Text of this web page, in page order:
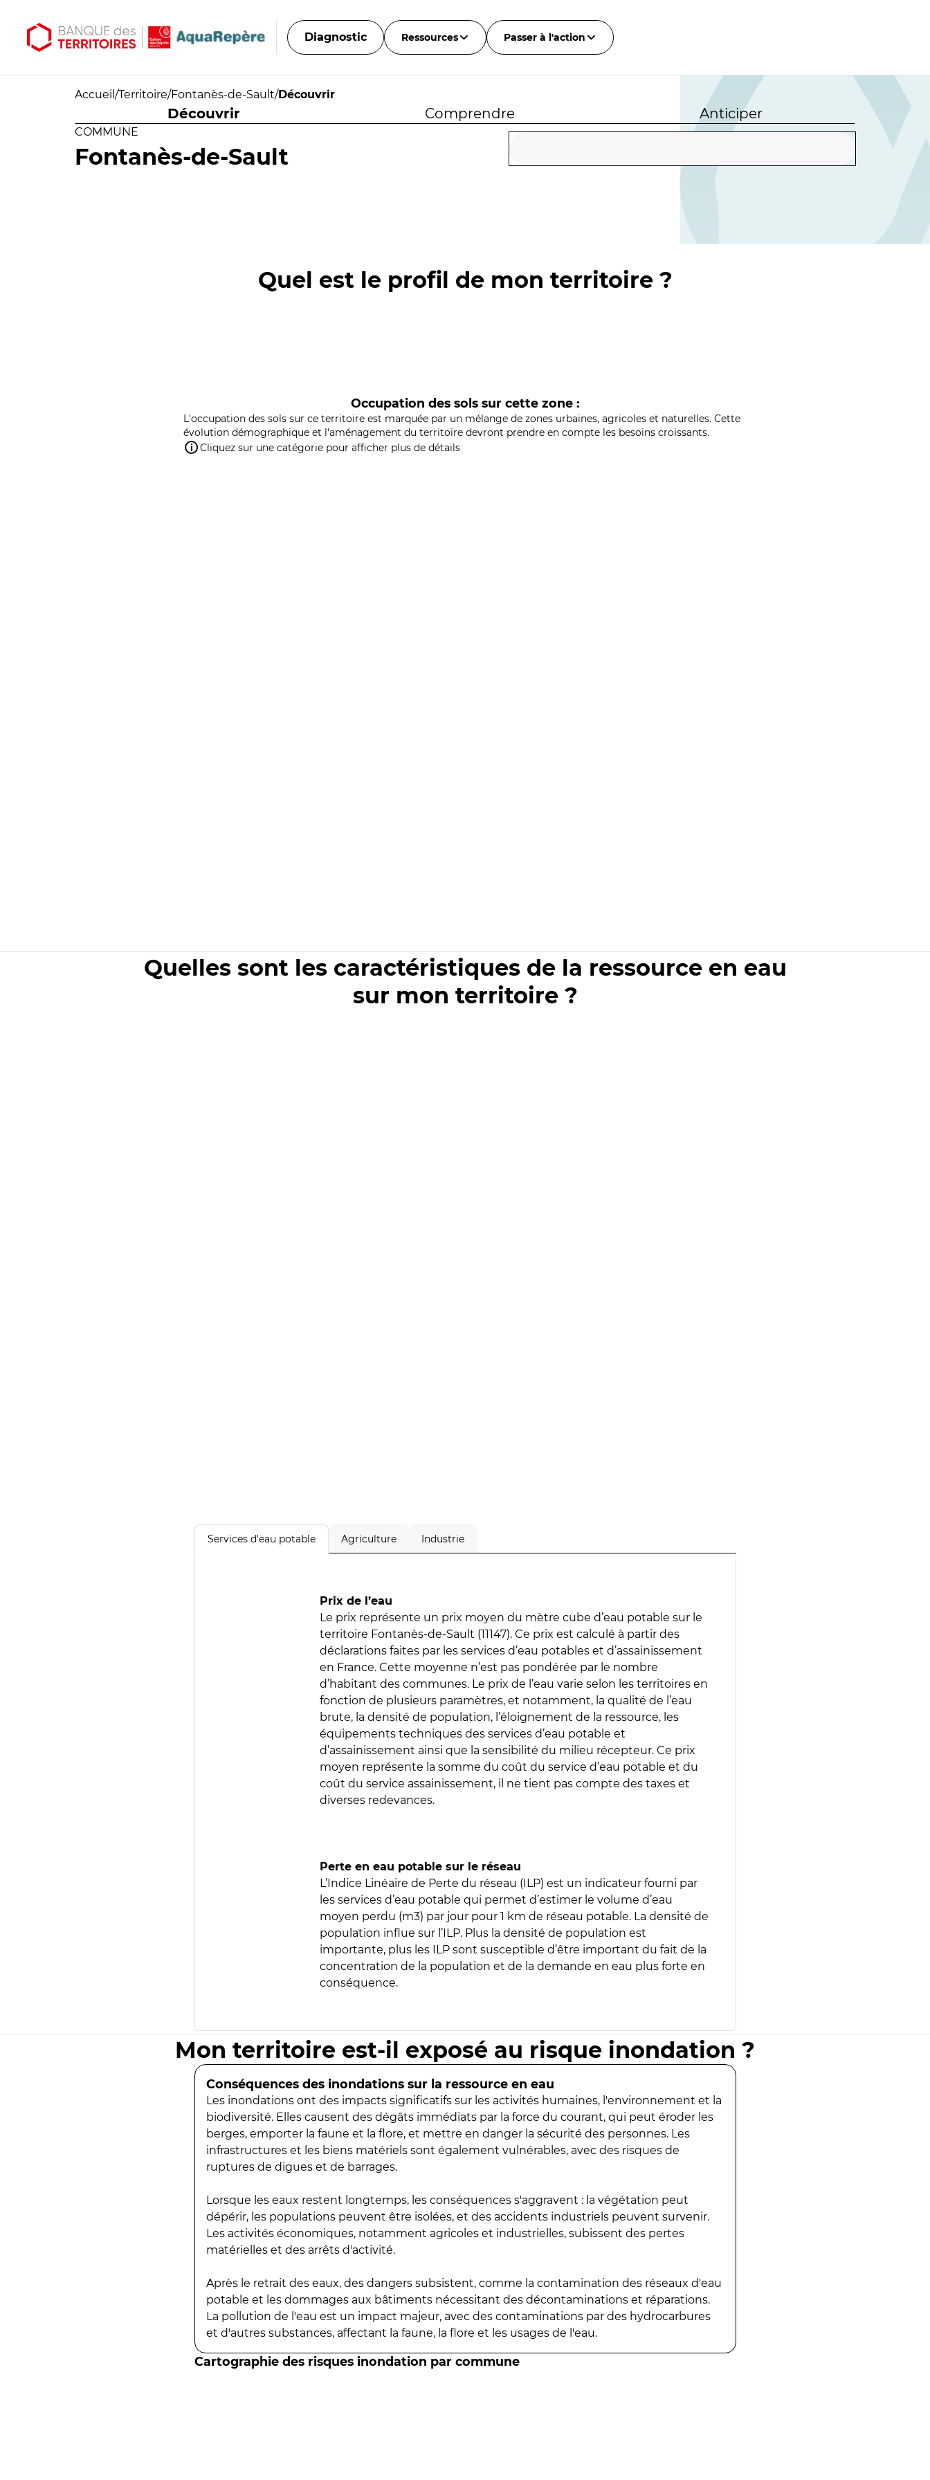
Diagnostic Ressources Passer à l'action
Accueil /Territoire/Fontanès-de-Sault/Découvrir
Découvrir Comprendre Anticiper
COMMUNE
Fontanès-de-Sault
Quel est le profil de mon territoire ?
Occupation des sols sur cette zone :
L'occupation des sols sur ce territoire est marquée par un mélange de zones urbaines, agricoles et naturelles. Cette
évolution démographique et l'aménagement du territoire devront prendre en compte les besoins croissants.
Cliquez sur une catégorie pour afficher plus de détails
Quelles sont les caractéristiques de la ressource en eau
sur mon territoire ?
Services d'eau potable Agriculture Industrie
Prix de l’eau
Le prix représente un prix moyen du mètre cube d’eau potable sur le
territoire Fontanès-de-Sault (11147). Ce prix est calculé à partir des
déclarations faites par les services d’eau potables et d’assainissement
en France. Cette moyenne n’est pas pondérée par le nombre
d’habitant des communes. Le prix de l’eau varie selon les territoires en
fonction de plusieurs paramètres, et notamment, la qualité de l’eau
brute, la densité de population, l’éloignement de la ressource, les
équipements techniques des services d’eau potable et
d’assainissement ainsi que la sensibilité du milieu récepteur. Ce prix
moyen représente la somme du coût du service d’eau potable et du
coût du service assainissement, il ne tient pas compte des taxes et
diverses redevances.
Perte en eau potable sur le réseau
L’Indice Linéaire de Perte du réseau (ILP) est un indicateur fourni par
les services d’eau potable qui permet d’estimer le volume d’eau
moyen perdu (m3) par jour pour 1 km de réseau potable. La densité de
population influe sur l’ILP. Plus la densité de population est
importante, plus les ILP sont susceptible d’être important du fait de la
concentration de la population et de la demande en eau plus forte en
conséquence.
Mon territoire est-il exposé au risque inondation ?
Conséquences des inondations sur la ressource en eau
Les inondations ont des impacts significatifs sur les activités humaines, l'environnement et la
biodiversité. Elles causent des dégâts immédiats par la force du courant, qui peut éroder les
berges, emporter la faune et la flore, et mettre en danger la sécurité des personnes. Les
infrastructures et les biens matériels sont également vulnérables, avec des risques de
ruptures de digues et de barrages.
Lorsque les eaux restent longtemps, les conséquences s'aggravent : la végétation peut
dépérir, les populations peuvent être isolées, et des accidents industriels peuvent survenir.
Les activités économiques, notamment agricoles et industrielles, subissent des pertes
matérielles et des arrêts d'activité.
Après le retrait des eaux, des dangers subsistent, comme la contamination des réseaux d'eau
potable et les dommages aux bâtiments nécessitant des décontaminations et réparations.
La pollution de l'eau est un impact majeur, avec des contaminations par des hydrocarbures
et d'autres substances, affectant la faune, la flore et les usages de l'eau.
Cartographie des risques inondation par commune